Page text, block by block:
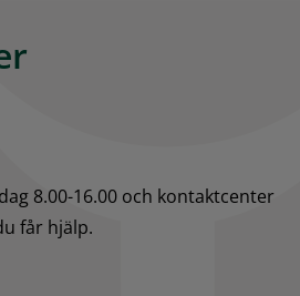
8.00-16.00 och kontaktcenter
får hjälp.